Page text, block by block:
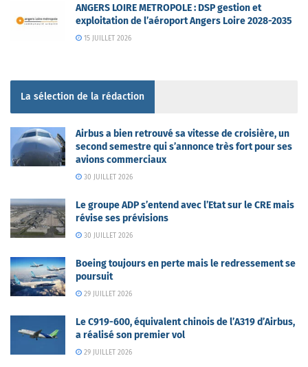
ANGERS LOIRE METROPOLE : DSP gestion et
exploitation de l’aéroport Angers Loire 2028-2035
15 JUILLET 2026
La sélection de la rédaction
Airbus a bien retrouvé sa vitesse de croisière, un
second semestre qui s’annonce très fort pour ses
avions commerciaux
30 JUILLET 2026
Le groupe ADP s’entend avec l’Etat sur le CRE mais
révise ses prévisions
30 JUILLET 2026
Boeing toujours en perte mais le redressement se
poursuit
29 JUILLET 2026
Le C919-600, équivalent chinois de l’A319 d’Airbus,
a réalisé son premier vol
29 JUILLET 2026